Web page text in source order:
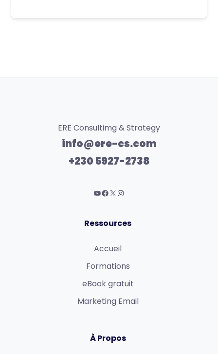
ERE Consultimg & Strategy
info@ere-cs.com
+230 5927-2738
Ressources
Accueil
Formations
eBook gratuit
Marketing Email
À Propos